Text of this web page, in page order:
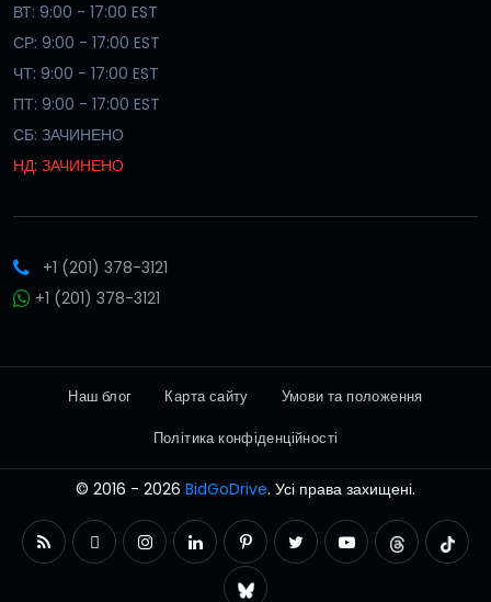
ВТ: 9:00 - 17:00 EST
СР: 9:00 - 17:00 EST
ЧТ: 9:00 - 17:00 EST
ПТ: 9:00 - 17:00 EST
СБ: ЗАЧИНЕНО
НД: ЗАЧИНЕНО
+1 (201) 378-3121
+1 (201) 378-3121
Наш блог Карта сайту
Умови та положення
Політика конфіденційності
© 2016 - 2026 BidGoDrive. Усі права захищені.